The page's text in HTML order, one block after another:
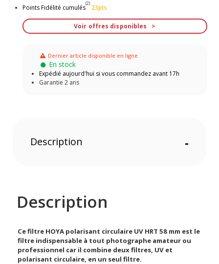
Points Fidélité cumulés
(2)
23pts
Voir offres disponibles
Dernier article disponible en ligne
En stock
Expédié aujourd'hui si vous commandez avant 17h
Garantie 2 ans
Description -
Description
Ce filtre HOYA polarisant circulaire UV HRT 58 mm est le
filtre indispensable à tout photographe amateur ou
professionnel car il combine deux filtres, UV et
polarisant circulaire, en un seul filtre.